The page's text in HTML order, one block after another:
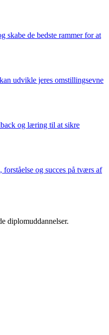
skabe de bedste rammer for at
udvikle jeres omstillingsevne
og læring til at sikre
og succes på tværs af
diplomuddannelser.